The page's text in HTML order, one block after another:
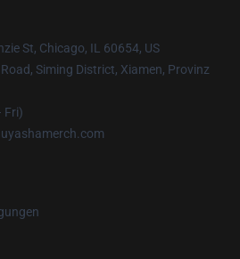
St, Chicago, IL 60654, US
Siming District, Xiamen, Provinz
Fri)